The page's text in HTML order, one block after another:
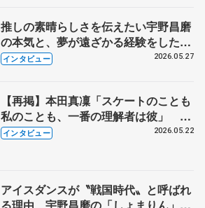
推しの素晴らしさを伝えたい宇野昌磨
の本気と、夢が遠ざかる経験をした本
田真凜の覚悟
インタビュー 2026.05.27
【再掲】本田真凜「スケートのことも
私のことも、一番の理解者は彼」 引
退時の単独インタビューで語った競技
インタビュー 2026.05.22
アイスダンスが〝戦国時代〟と呼ばれ